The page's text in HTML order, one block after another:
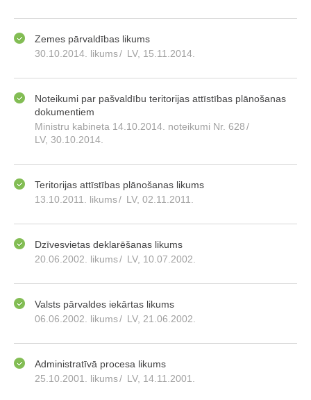
Zemes pārvaldības likums
30.10.2014. likums/ LV, 15.11.2014.
Noteikumi par pašvaldību teritorijas attīstības plānošanas
dokumentiem
Ministru kabineta 14.10.2014. noteikumi Nr. 628/
LV, 30.10.2014.
Teritorijas attīstības plānošanas likums
13.10.2011. likums/ LV, 02.11.2011.
Dzīvesvietas deklarēšanas likums
20.06.2002. likums/ LV, 10.07.2002.
Valsts pārvaldes iekārtas likums
06.06.2002. likums/ LV, 21.06.2002.
Administratīvā procesa likums
25.10.2001. likums/ LV, 14.11.2001.